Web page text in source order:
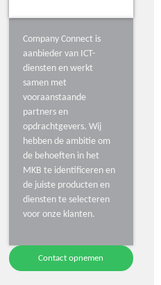
Company Connect is
aanbieder van ICT-
diensten en werkt
samen met
vooraanstaande
partners en
opdrachtgevers. Wij
hebben de ambitie om
de behoeften in het
MKB te identificeren en
de juiste producten en
diensten te selecteren
voor onze klanten.
Contact opnemen